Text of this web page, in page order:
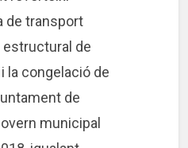
de transport
estructural de
la congelació de
de
municipal